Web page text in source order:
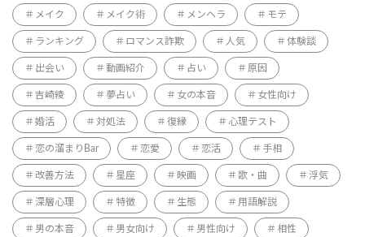
メイク メイク術 メンヘラ モテ
ランキング ロマンス詐欺 人気 体験談
出会い 動画紹介 占い 原因
吉崎綾 夢占い 女の本音 女性向け
婚活 対処法 復縁 心理テスト
恋の溜まりBar 恋愛 恋活 手相
改善方法 星座 映画 歌・曲 浮気
深層心理 特徴 生態 用語解説
男の本音 男女向け 男性向け 相性